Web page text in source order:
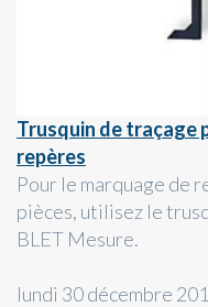
Trusquin de traçage
repères
Pour le marquage de
pièces, utilisez le
BLET Mesure.
lundi 30 décembre